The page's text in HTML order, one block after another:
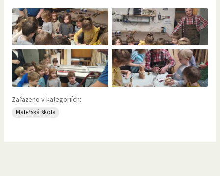
Zařazeno v kategoriích:
Mateřská škola